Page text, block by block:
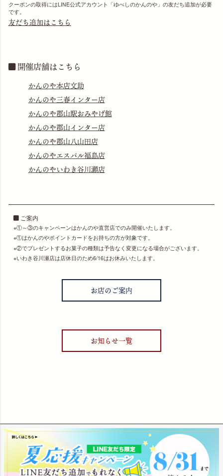
クーポンの取得にはLINE公式アカウント「ゆべしのかんのや」の友だち追加が必要
です。
友だち追加はこちら
開催店舗はこちら
かんのや本店文助
かんのや三春インター店
かんのや郡山駅おみやげ館
かんのや郡山インター店
かんのや郡山八山田店
かんのやエスパル福島店
かんのやいわき谷川瀬店
ご案内
①～③のキャンペーンはかんのや直営店でのみ開催いたします。
①はかんのやポイントカードをお持ちの方が対象です。
②でプレゼントするお菓子の種類は予告なく変更になる場合がございます。
いわき谷川瀬店は店休日のため6/16はお休みいたします。
お店のご案内
お知らせ一覧